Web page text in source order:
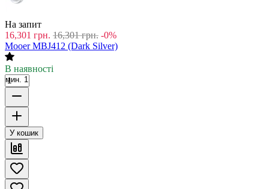
На запит
16,301 грн. 16,301 грн. -0%
Mooer MBJ412 (Dark Silver)
В наявності
мин. 1
У кошик